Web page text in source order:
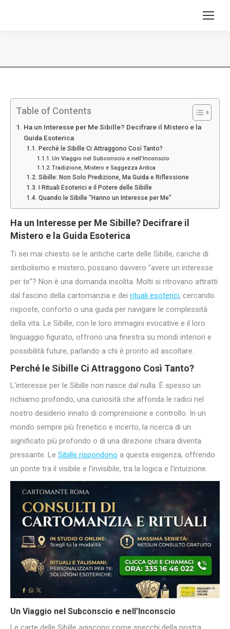
Table of Contents
Ha un Interesse per Me Sibille? Decifrare il Mistero e la
Guida Esoterica
Perché le Sibille Ci Attraggono Così Tanto?
Un Viaggio nel Subconscio e nell’Inconscio
Tradizione, Mistero e Saggezza Antica
Sibille: Non Solo Predizione, Ma Guida e Riflessione
I Rituali Esoterici e il Potere delle Sibille
Quando le Sibille “Hanno un Interesse per Me”
Ha un Interesse per Me Sibille? Decifrare il
Mistero e la Guida Esoterica
Ti sei mai chiesto se le antiche carte delle Sibille, cariche di
simbolismo e mistero, possano davvero “avere un interesse
per te”? Non è una domanda insolita. Molti si ritrovano attratti
dal fascino della cartomanzia e dei rituali esoterici, cercando
risposte, conforto o una guida per navigare le complessità
della vita. Le Sibille, con le loro immagini evocative e il loro
linguaggio figurato, offrono una finestra su mondi interiori e
possibilità future, parlando a chi è pronto ad ascoltare.
Perché le Sibille Ci Attraggono Così Tanto?
L’interesse per le Sibille non nasce dal nulla. È spesso un
richiamo profondo, una curiosità che affonda le radici nel
nostro desiderio innato di comprensione e controllo. In un
mondo sempre più frenetico e incerto, la ricerca di un
significato più profondo o di una direzione chiara diventa
pressante. Le Sibille rispondono a questa esigenza, offrendo
un ponte tra il visibile e l’invisibile, tra la logica e l’intuizione.
Un Viaggio nel Subconscio e nell’Inconscio